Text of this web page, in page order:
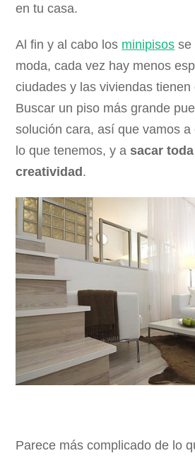
en tu casa.
Al fin y al cabo los minipisos se
moda, cada vez hay menos
ciudades y las viviendas tienen
Buscar un piso más grande
solución cara, así que vamos a
lo que tenemos, y a sacar
creatividad.
Parece más complicado de lo